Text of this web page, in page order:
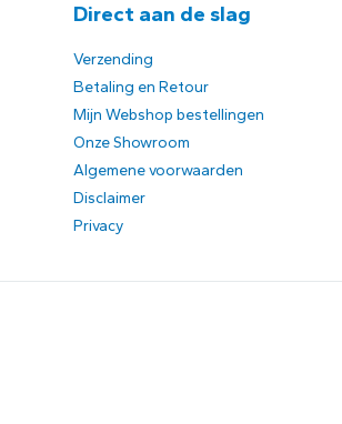
Direct aan de slag
Verzending
Betaling en Retour
Mijn Webshop bestellingen
Onze Showroom
Algemene voorwaarden
Disclaimer
Privacy